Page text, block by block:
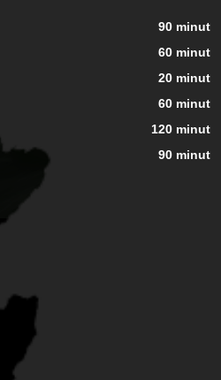
90 minut
60 minut
20 minut
60 minut
120 minut
90 minut